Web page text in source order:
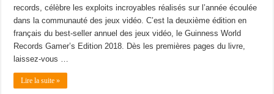
records, célèbre les exploits incroyables réalisés sur l’année écoulée
dans la communauté des jeux vidéo. C’est la deuxième édition en
français du best-seller annuel des jeux vidéo, le Guinness World
Records Gamer’s Edition 2018. Dès les premières pages du livre,
laissez-vous …
Lire la suite »